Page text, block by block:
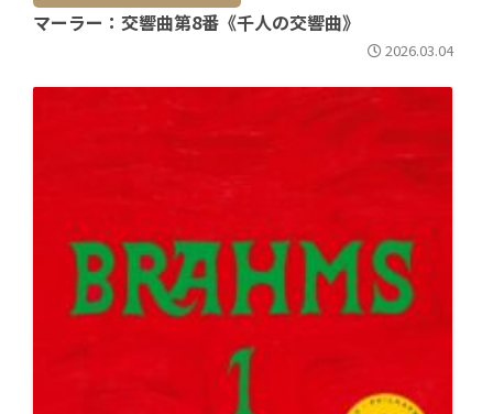
マーラー：交響曲第8番《千人の交響曲》
2026.03.04